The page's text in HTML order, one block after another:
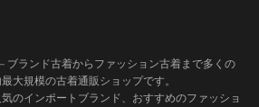
ランド古着からファッション古着まで多くの
大規模の古着通販ショップです。
のインポートブランド、おすすめのファッショ